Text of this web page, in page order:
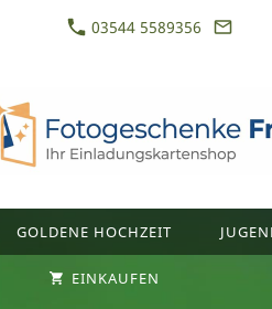
03544 5589356
GOLDENE HOCHZEIT
EINKAUFEN